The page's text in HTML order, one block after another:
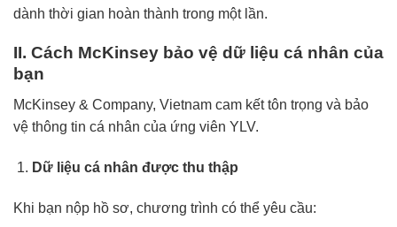
dành thời gian hoàn thành trong một lần.
II. Cách McKinsey bảo vệ dữ liệu cá nhân của
bạn
McKinsey & Company, Vietnam cam kết tôn trọng và bảo
vệ thông tin cá nhân của ứng viên YLV.
Dữ liệu cá nhân được thu thập
Khi bạn nộp hồ sơ, chương trình có thể yêu cầu: